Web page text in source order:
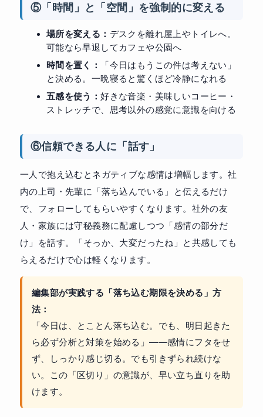
⑤「時間」と「空間」を強制的に変える
場所を変える： デスクを離れ屋上やトイレへ。
可能なら早退してカフェや公園へ
時間を置く：
「今日はもうこの件は考えない」
と決める。一晩寝ると驚くほど冷静になれる
五感を使う：好きな音楽・美味しいコーヒー・
ストレッチで、思考以外の感覚に意識を向ける
⑥信頼できる人に「話す」
一人で抱え込むとネガティブな感情は増幅します。社
内の上司・先輩に「落ち込んでいる」と伝えるだけ
で、フォローしてもらいやすくなります。社外の友
人・家族には守秘義務に配慮しつつ「感情の部分だ
け」を話す。「そっか、大変だったね」と共感しても
らえるだけで心は軽くなります。
編集部が実践する「落ち込む期限を決める」方
法：
「今日は、とことん落ち込む。でも、明日起きた
ら必ず分析と対策を始める」——感情にフタをせ
ず、しっかり感じ切る。でも引きずられ続けな
い。この「区切り」の意識が、早い立ち直りを助
けます。